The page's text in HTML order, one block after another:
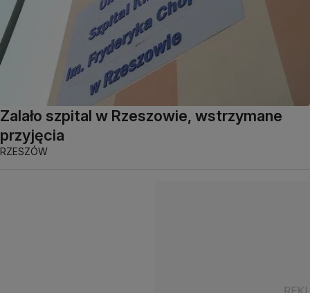
Zalało szpital w Rzeszowie, wstrzymane
przyjęcia
RZESZÓW